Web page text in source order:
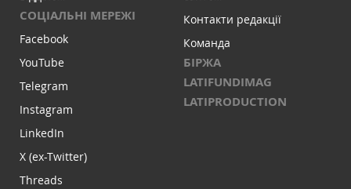
СОЦІАЛЬНІ МЕРЕЖІ
Facebook
YouTube
Telegram
Instagram
LinkedIn
X (ex-Twitter)
Threads
Контакти редакції
Команда
БІРЖА
LATIFUNDIMAG
LATIPRODUCTION